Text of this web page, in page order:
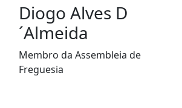
Diogo Alves D
´Almeida
Membro da Assembleia de
Freguesia